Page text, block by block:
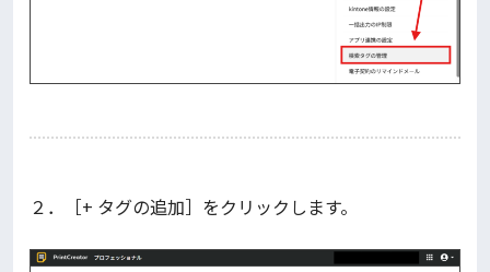
２．［+ タグの追加］をクリックします。